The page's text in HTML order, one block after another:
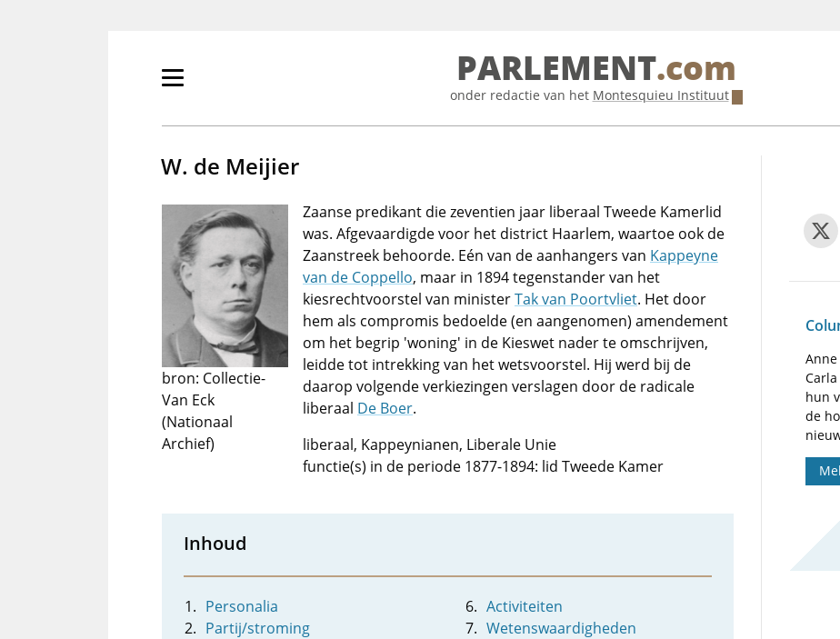
Primair
tonen/verbergen
PARLEMENT.com
onder redactie van het Montesquieu Instituut
W. de Meijier
bron: Collectie-
Van Eck
(Nationaal
Archief)
Zaanse predikant die zeventien jaar liberaal Tweede Kamerlid
was. Afgevaardigde voor het district Haarlem, waartoe ook de
Zaanstreek behoorde. Eén van de aanhangers van Kappeyne
van de Coppello, maar in 1894 tegenstander van het
kiesrechtvoorstel van ministerTak van Poortvliet. Het door
hem als compromis bedoelde (en aangenomen) amendement
om het begrip 'woning' in de Kieswet nader te omschrijven,
leidde tot intrekking van het wetsvoorstel. Hij werd bij de
daarop volgende verkiezingen verslagen door de radicale
liberaal De Boer.
liberaal, Kappeynianen, Liberale Unie
functie(s) in de periode 1877-1894: lid Tweede Kamer
Inhoud
Personalia
Partij/stroming
Activiteiten
Wetenswaardigheden
Anne
hun
de